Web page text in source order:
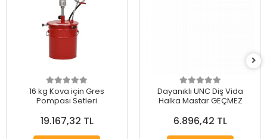
16 kg Kova için Gres
Pompası Setleri
19.167,32 TL
Dayanıklı UNC Diş Vida
Halka Mastar GEÇMEZ
6.896,42 TL